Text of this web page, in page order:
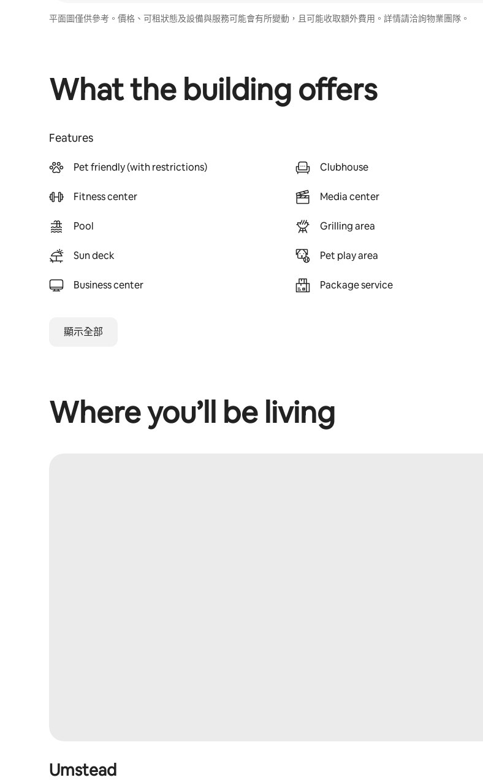
平面圖僅供參考。價格、可租狀態及設備與服務可能會有所變動，且可能收取額外費用。詳情請洽詢物業團隊。
What the building offers
Features
Pet friendly (with restrictions)
Fitness center
Pool
Sun deck
Business center
Clubhouse
Media center
Grilling area
Pet play area
Package service
顯示全部
Where you’ll be living
Umstead